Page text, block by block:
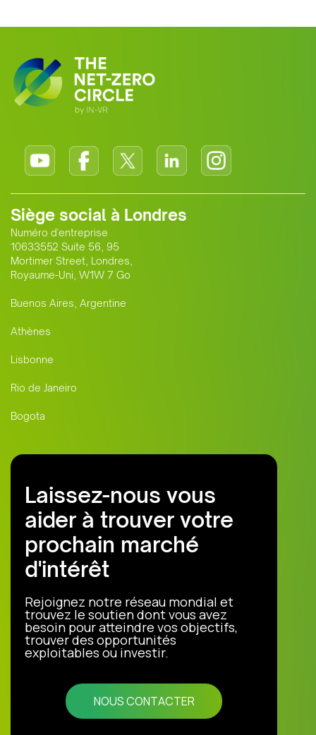
Siège social à Londres
Numéro d'entreprise
10633552 Suite 56, 95
Mortimer Street, Londres,
Royaume-Uni, W1W 7 Go
Buenos Aires, Argentine
Athènes
Lisbonne
Rio de Janeiro
Bogota
Laissez-nous vous
aider à trouver votre
prochain marché
d'intérêt
Rejoignez notre réseau mondial et
trouvez le soutien dont vous avez
besoin pour atteindre vos objectifs,
trouver des opportunités
exploitables ou investir.
NOUS CONTACTER